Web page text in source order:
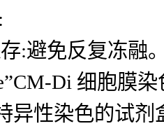
:避免反复冻融
Di 细胞膜
异性染色的试剂